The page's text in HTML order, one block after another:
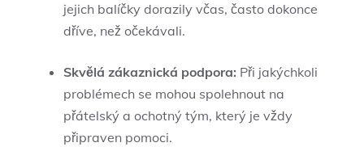
jejich balíčky dorazily včas, často dokonce
dříve, než očekávali.
Skvělá zákaznická podpora: Při jakýchkoli
problémech se mohou spolehnout na
přátelský a ochotný tým, který je vždy
připraven pomoci.